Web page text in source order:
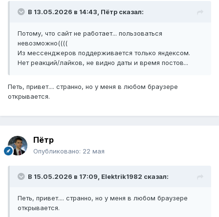
В 13.05.2026 в 14:43, Пётр сказал:
Потому, что сайт не работает... пользоваться
невозможно((((
Из мессенджеров поддерживается только яндексом.
Нет реакций/лайков, не видно даты и время постов...
Петь, привет.... странно, но у меня в любом браузере
открывается.
Пётр
Опубликовано: 22 мая
В 15.05.2026 в 17:09, Elektrik1982 сказал:
Петь, привет.... странно, но у меня в любом браузере
открывается.